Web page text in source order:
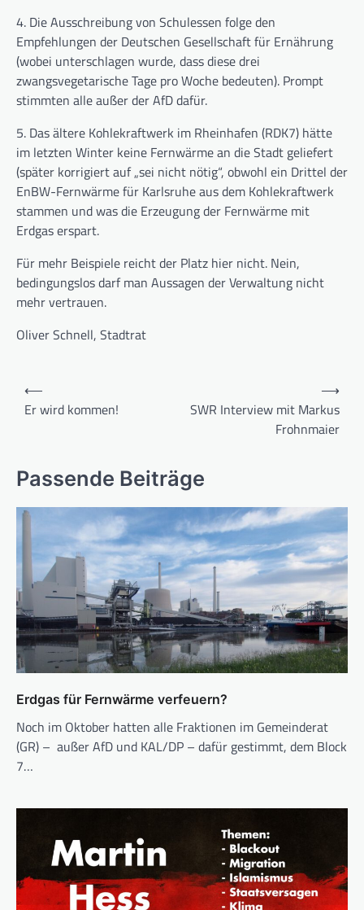
4. Die Ausschreibung von Schulessen folge den
Empfehlungen der Deutschen Gesellschaft für Ernährung
(wobei unterschlagen wurde, dass diese drei
zwangsvegetarische Tage pro Woche bedeuten). Prompt
stimmten alle außer der AfD dafür.
5. Das ältere Kohlekraftwerk im Rheinhafen (RDK7) hätte
im letzten Winter keine Fernwärme an die Stadt geliefert
(später korrigiert auf „sei nicht nötig“, obwohl ein Drittel der
EnBW-Fernwärme für Karlsruhe aus dem Kohlekraftwerk
stammen und was die Erzeugung der Fernwärme mit
Erdgas erspart.
Für mehr Beispiele reicht der Platz hier nicht. Nein,
bedingungslos darf man Aussagen der Verwaltung nicht
mehr vertrauen.
Oliver Schnell, Stadtrat
Beitragsnavigation
⟵
Er wird kommen!
SWR Interview mit Markus
Frohnmaier
⟶
Passende Beiträge
Erdgas für Fernwärme verfeuern?
Noch im Oktober hatten alle Fraktionen im Gemeinderat
(GR) – außer AfD und KAL/DP – dafür ge­stimmt, dem Block
7…